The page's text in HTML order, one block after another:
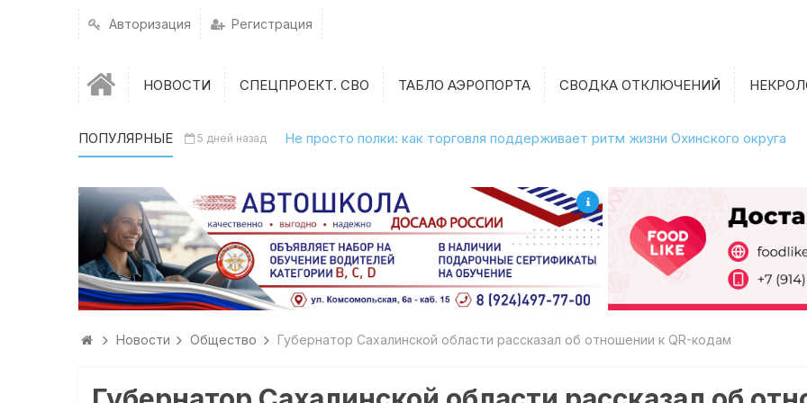
Авторизация Регистрация
НОВОСТИ СПЕЦПРОЕКТ. СВО ТАБЛО АЭРОПОРТА СВОДКА ОТКЛЮЧЕНИЙ
ПОПУЛЯРНЫЕ 5 дней назад Не просто полки: как торговля поддерживает ритм жизни Охинского округа
Новости Общество Губернатор Сахалинской области рассказал об отношении к QR-кодам